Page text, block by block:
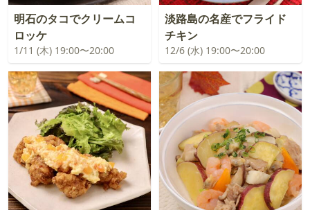
明石のタコでクリームコ
ロッケ
1/11 (木) 19:00〜20:00
淡路島の名産でフライド
チキン
12/6 (水) 19:00〜20:00